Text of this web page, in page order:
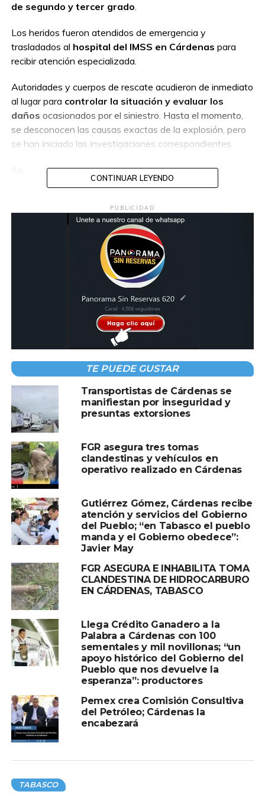
de segundo y tercer grado.
Los heridos fueron atendidos de emergencia y
trasladados al hospital del IMSS en Cárdenas para
recibir atención especializada.
Autoridades y cuerpos de rescate acudieron de inmediato
al lugar para controlar la situación y evaluar los
daños ocasionados por el siniestro. Hasta el momento,
se desconocen las causas exactas de la explosión, pero
se han iniciado las investigaciones correspondientes.
Compartir en:
TEMAS RELACIONADOS: CARDENAS
PORTADA
NO TE PIERDAS
Operativo de Fumigación y Eliminación de
Criaderos en Comalcalco
CONTINUAR LEYENDO
PUBLICIDAD
TE PUEDE GUSTAR
Transportistas de Cárdenas se
manifiestan por inseguridad y
presuntas extorsiones
FGR asegura tres tomas
clandestinas y vehículos en
operativo realizado en Cárdenas
Gutiérrez Gómez, Cárdenas recibe
atención y servicios del Gobierno
del Pueblo; “en Tabasco el pueblo
manda y el Gobierno obedece”:
Javier May
FGR ASEGURA E INHABILITA TOMA
CLANDESTINA DE HIDROCARBURO
EN CÁRDENAS, TABASCO
Llega Crédito Ganadero a la
Palabra a Cárdenas con 100
sementales y mil novillonas; “un
apoyo histórico del Gobierno del
Pueblo que nos devuelve la
esperanza”: productores
Pemex crea Comisión Consultiva
del Petróleo; Cárdenas la
encabezará
TABASCO